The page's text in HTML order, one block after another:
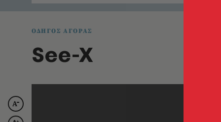
ΟΔΗΓΟΣ ΑΓΟΡΑΣ
See-X